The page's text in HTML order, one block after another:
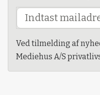
Ved tilmelding af
Mediehus A/S